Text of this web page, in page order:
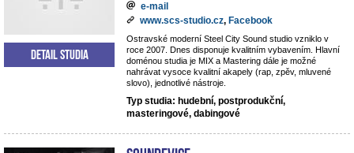
e-mail
www.scs-studio.cz, Facebook
Ostravské moderní Steel City Sound studio vzniklo v
roce 2007. Dnes disponuje kvalitním vybavením. Hlavní
doménou studia je MIX a Mastering dále je možné
nahrávat vysoce kvalitní akapely (rap, zpěv, mluvené
slovo), jednotlivé nástroje.
Typ studia: hudební, postprodukční,
masteringové, dabingové
Detail studia